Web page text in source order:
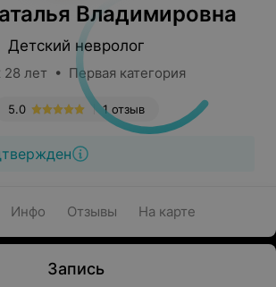
Владимировна
Детский невролог
лет • Первая категория
1 отзыв
5.0
Инфо Отзывы На карте
Запись